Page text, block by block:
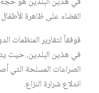
القضاء على ظاهرة
فوفقاً لتقارير المنظمات
في هذين البلدين، حيث
الصراعات المسلحة التي
اندلاع شرارة النزاع.